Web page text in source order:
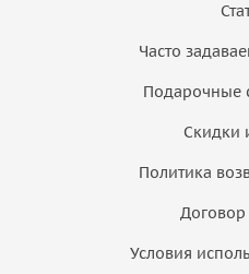
Часто
Подарочные
Скидки
Политика
Условия